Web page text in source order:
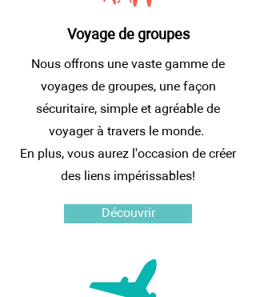
Voyage de groupes
Nous offrons une vaste gamme de
voyages de groupes, une façon
sécuritaire, simple et agréable de
voyager à travers le monde.
En plus, vous aurez l'occasion de créer
des liens impérissables!
Découvrir